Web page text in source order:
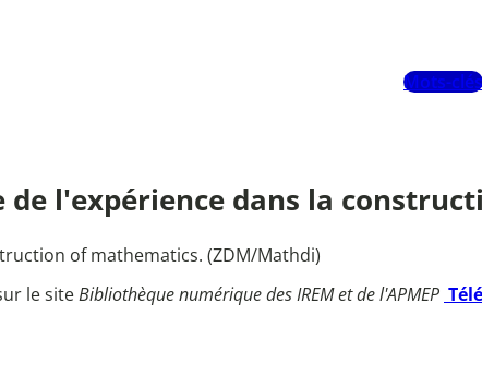
Mots-clés
de l'expérience dans la
of mathematics. (ZDM/Mathdi)
le siteBibliothèque numérique des IREM et de l'APMEP